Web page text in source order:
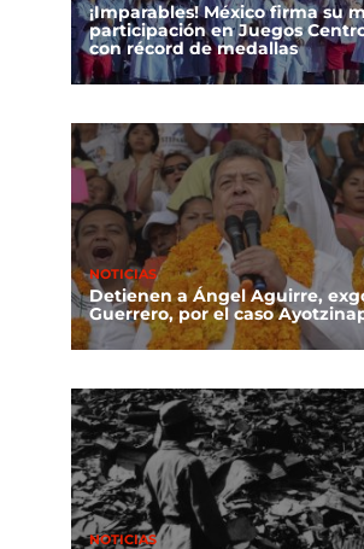
¡Imparables! México firma su
participación en Juegos
con récord de medallas
NOTICIAS
Detienen a Ángel Aguirre,
Guerrero, por el caso
NOTICIAS